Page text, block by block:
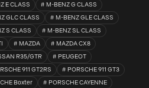
E CLASS
M-BENZ G CLASS
GLC CLASS
M-BENZ GLE CLASS
S CLASS
M-BENZ SL CLASS
MAZDA
MAZDA CX8
R35/GTR
PEUGEOT
911 GT2RS
PORSCHE 911 GT3
Boxter
PORSCHE CAYENNE